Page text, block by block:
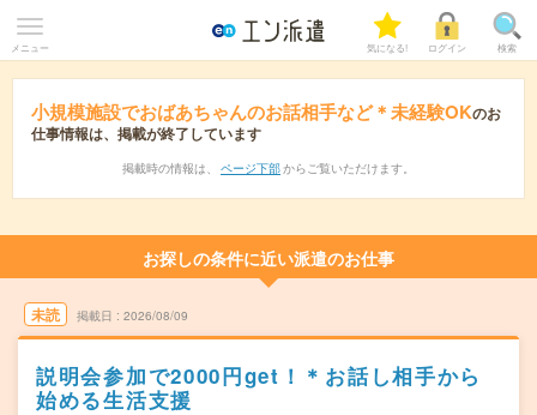
メニュー 気になる! ログイン 検索
小規模施設でおばあちゃんのお話相手など＊未経験OKのお
仕事情報は、掲載が終了しています
掲載時の情報は、 ページ下部 からご覧いただけます。
お探しの条件に近い派遣のお仕事
未読 掲載日 2026/08/09
説明会参加で2000円get！＊お話し相手から
始める生活支援